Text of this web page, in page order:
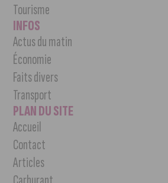
Tourisme
INFOS
Actus du matin
Économie
Faits divers
Transport
PLAN DU SITE
Accueil
Contact
Articles